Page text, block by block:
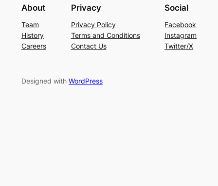
About
Team
History
Careers
Privacy
Privacy Policy
Terms and Conditions
Contact Us
Social
Facebook
Instagram
Twitter/X
Designed with WordPress